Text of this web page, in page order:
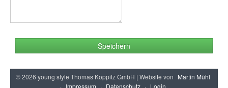
Speichern
© 2026 young style Thomas Koppitz GmbH | Website von Martin Mühl